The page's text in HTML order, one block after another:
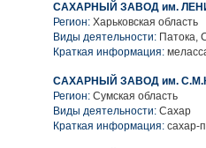
САХАРНЫЙ ЗАВОД им.
Регион: Харьковская область
Виды деятельности: Патока,
Краткая информация:
САХАРНЫЙ ЗАВОД им.
Регион: Сумская область
Виды деятельности: Сахар
Краткая информация: сахар-